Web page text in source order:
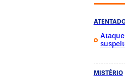
MISTÉRIO